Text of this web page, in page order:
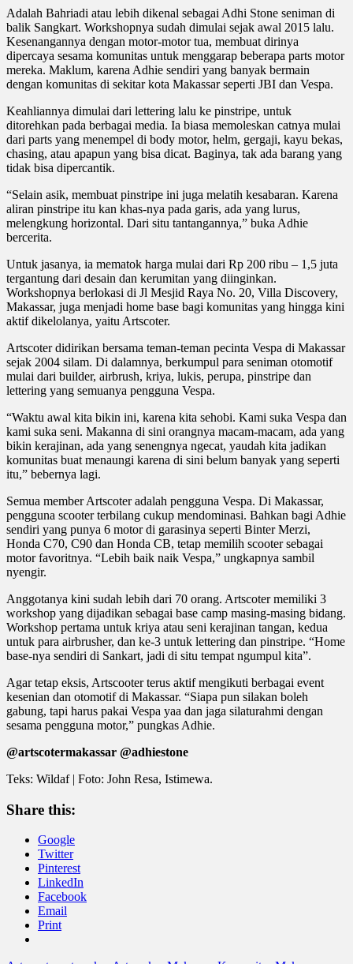
Adalah Bahriadi atau lebih dikenal sebagai Adhi Stone seniman di
balik Sangkart. Workshopnya sudah dimulai sejak awal 2015 lalu.
Kesenangannya dengan motor-motor tua, membuat dirinya
dipercaya sesama komunitas untuk menggarap beberapa parts motor
mereka. Maklum, karena Adhie sendiri yang banyak bermain
dengan komunitas di sekitar kota Makassar seperti JBI dan Vespa.
Keahliannya dimulai dari lettering lalu ke pinstripe, untuk
ditorehkan pada berbagai media. Ia biasa memoleskan catnya mulai
dari parts yang menempel di body motor, helm, gergaji, kayu bekas,
chasing, atau apapun yang bisa dicat. Baginya, tak ada barang yang
tidak bisa dipercantik.
“Selain asik, membuat pinstripe ini juga melatih kesabaran. Karena
aliran pinstripe itu kan khas-nya pada garis, ada yang lurus,
melengkung horizontal. Dari situ tantangannya,” buka Adhie
bercerita.
Untuk jasanya, ia mematok harga mulai dari Rp 200 ribu – 1,5 juta
tergantung dari desain dan kerumitan yang diinginkan.
Workshopnya berlokasi di Jl Mesjid Raya No. 20, Villa Discovery,
Makassar, juga menjadi home base bagi komunitas yang hingga kini
aktif dikelolanya, yaitu Artscoter.
Artscoter didirikan bersama teman-teman pecinta Vespa di Makassar
sejak 2004 silam. Di dalamnya, berkumpul para seniman otomotif
mulai dari builder, airbrush, kriya, lukis, perupa, pinstripe dan
lettering yang semuanya pengguna Vespa.
“Waktu awal kita bikin ini, karena kita sehobi. Kami suka Vespa dan
kami suka seni. Makanna di sini orangnya macam-macam, ada yang
bikin kerajinan, ada yang senengnya ngecat, yaudah kita jadikan
komunitas buat menaungi karena di sini belum banyak yang seperti
itu,” bebernya lagi.
Semua member Artscoter adalah pengguna Vespa. Di Makassar,
pengguna scooter terbilang cukup mendominasi. Bahkan bagi Adhie
sendiri yang punya 6 motor di garasinya seperti Binter Merzi,
Honda C70, C90 dan Honda CB, tetap memilih scooter sebagai
motor favoritnya. “Lebih baik naik Vespa,” ungkapnya sambil
nyengir.
Anggotanya kini sudah lebih dari 70 orang. Artscoter memiliki 3
workshop yang dijadikan sebagai base camp masing-masing bidang.
Workshop pertama untuk kriya atau seni kerajinan tangan, kedua
untuk para airbrusher, dan ke-3 untuk lettering dan pinstripe. “Home
base-nya sendiri di Sankart, jadi di situ tempat ngumpul kita”.
Agar tetap eksis, Artscooter terus aktif mengikuti berbagai event
kesenian dan otomotif di Makassar. “Siapa pun silakan boleh
gabung, tapi harus pakai Vespa yaa dan jaga silaturahmi dengan
sesama pengguna motor,” pungkas Adhie.
@artscotermakassar @adhiestone
Teks: Wildaf | Foto: John Resa, Istimewa.
Share this:
Google
Twitter
Pinterest
LinkedIn
Facebook
Email
Print